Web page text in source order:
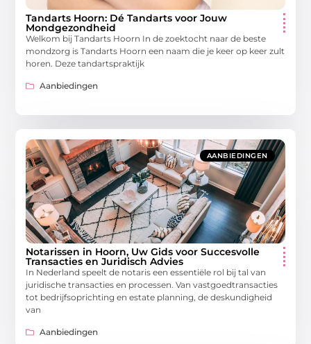
Tandarts Hoorn: Dé Tandarts voor Jouw
Mondgezondheid
Welkom bij Tandarts Hoorn In de zoektocht naar de beste
mondzorg is Tandarts Hoorn een naam die je keer op keer zult
horen. Deze tandartspraktijk
Aanbiedingen
AANBIEDINGEN
Notarissen in Hoorn, Uw Gids voor Succesvolle
Transacties en Juridisch Advies
In Nederland speelt de notaris een essentiële rol bij tal van
juridische transacties en processen. Van vastgoedtransacties
tot bedrijfsoprichting en estate planning, de deskundigheid
van
Aanbiedingen